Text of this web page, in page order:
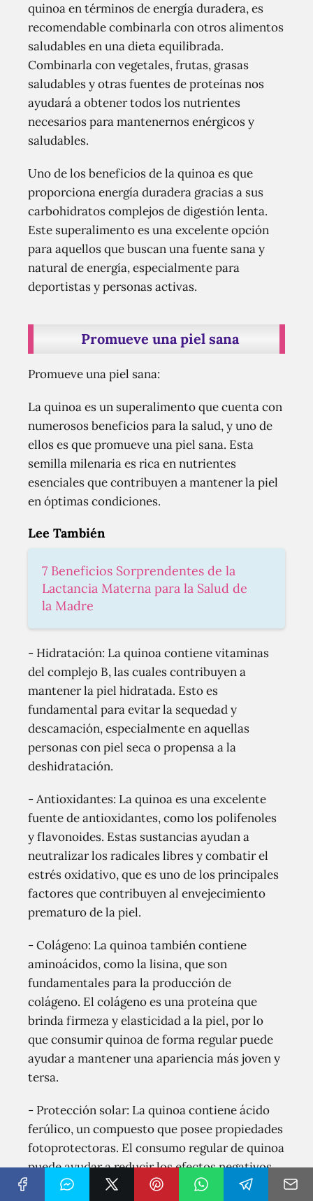
quinoa en términos de energía duradera, es
recomendable combinarla con otros alimentos
saludables en una dieta equilibrada.
Combinarla con vegetales, frutas, grasas
saludables y otras fuentes de proteínas nos
ayudará a obtener todos los nutrientes
necesarios para mantenernos enérgicos y
saludables.
Uno de los beneficios de la quinoa es que
proporciona energía duradera gracias a sus
carbohidratos complejos de digestión lenta.
Este superalimento es una excelente opción
para aquellos que buscan una fuente sana y
natural de energía, especialmente para
deportistas y personas activas.
Promueve una piel sana
Promueve una piel sana:
La quinoa es un superalimento que cuenta con
numerosos beneficios para la salud, y uno de
ellos es que promueve una piel sana. Esta
semilla milenaria es rica en nutrientes
esenciales que contribuyen a mantener la piel
en óptimas condiciones.
Lee También
7 Beneficios Sorprendentes de la
Lactancia Materna para la Salud de
la Madre
- Hidratación: La quinoa contiene vitaminas
del complejo B, las cuales contribuyen a
mantener la piel hidratada. Esto es
fundamental para evitar la sequedad y
descamación, especialmente en aquellas
personas con piel seca o propensa a la
deshidratación.
- Antioxidantes: La quinoa es una excelente
fuente de antioxidantes, como los polifenoles
y flavonoides. Estas sustancias ayudan a
neutralizar los radicales libres y combatir el
estrés oxidativo, que es uno de los principales
factores que contribuyen al envejecimiento
prematuro de la piel.
- Colágeno: La quinoa también contiene
aminoácidos, como la lisina, que son
fundamentales para la producción de
colágeno. El colágeno es una proteína que
brinda firmeza y elasticidad a la piel, por lo
que consumir quinoa de forma regular puede
ayudar a mantener una apariencia más joven y
tersa.
- Protección solar: La quinoa contiene ácido
ferúlico, un compuesto que posee propiedades
fotoprotectoras. El consumo regular de quinoa
puede ayudar a reducir los efectos negativos
de la radiación solar en la piel, aunque no